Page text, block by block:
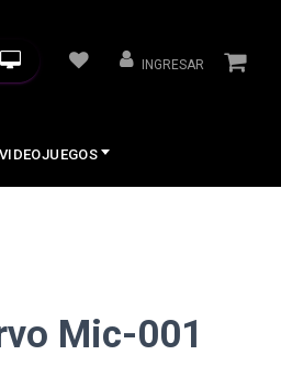
INGRESAR
VIDEOJUEGOS
Mic-001